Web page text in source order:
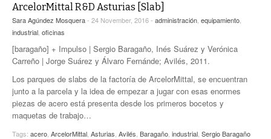
ArcelorMittal R&D Asturias [Slab]
Sara Agúndez Mosquera- 24 November, 2016 - administración equipamiento
industrial oficinas
[baragaño] + Impulso | Sergio Baragaño, Inés Suárez y Verónica
Carreño | Jorge Suárez y Álvaro Fernánde; Avilés, 2011.
Los parques de slabs de la factoría de ArcelorMittal, se encuentran
junto a la parcela y la idea de empezar a jugar con esas enormes
piezas de acero está presenta desde los primeros bocetos y
maquetas de trabajo…
Tags: acero ArcelorMittal Asturias Avilés Baragaño industrial Sergio Baragaño